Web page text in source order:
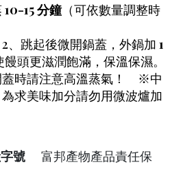
10-15 分鐘（可依數量調整時
微開鍋蓋，外鍋加 1
頭更滋潤飽滿，保溫保濕。
蓋時請注意高溫蒸氣！
※中
求美味加分請勿用微波爐加
號 富邦產物產品責任保